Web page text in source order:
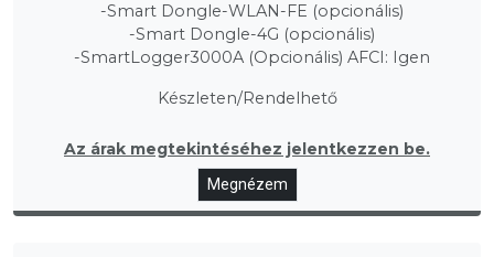
-Smart Dongle-WLAN-FE (opcionális)
-Smart Dongle-4G (opcionális)
-SmartLogger3000A (Opcionális) AFCI: Igen
Készleten/Rendelhető
Az árak megtekintéséhez jelentkezzen be.
Megnézem